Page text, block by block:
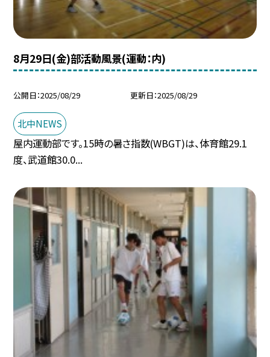
8月29日(金)部活動風景(運動：内)
公開日 2025/08/29 更新日 2025/08/29
北中NEWS
屋内運動部です。15時の暑さ指数(WBGT)は、体育館29.1
度、武道館30.0...